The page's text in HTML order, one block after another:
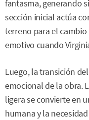
fantasma, generando
sección inicial actúa
terreno para el
emotivo cuando
Luego, la transición
emocional de la obra.
ligera se convierte en
humana y la